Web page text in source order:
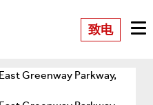
致电